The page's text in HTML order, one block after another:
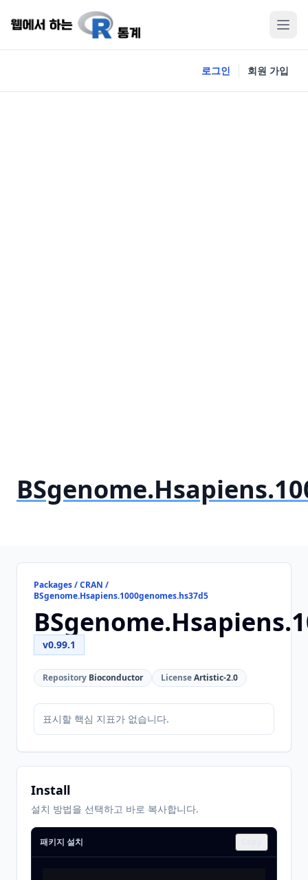
로그인 회원 가입
Packages / CRAN /
BSgenome.Hsapiens.1000genomes.hs37d5
v0.99.1
Repository Bioconductor LicenseArtistic-2.0
표시할 핵심 지표가 없습니다.
Install
설치 방법을 선택하고 바로 복사합니다.
패키지 설치